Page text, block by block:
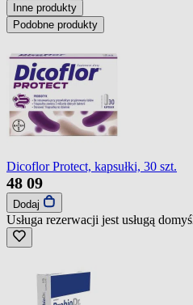
Inne produkty
Podobne produkty
Dicoflor Protect, kapsułki, 30 szt.
48 09
Dodaj
Usługa rezerwacji jest usługą